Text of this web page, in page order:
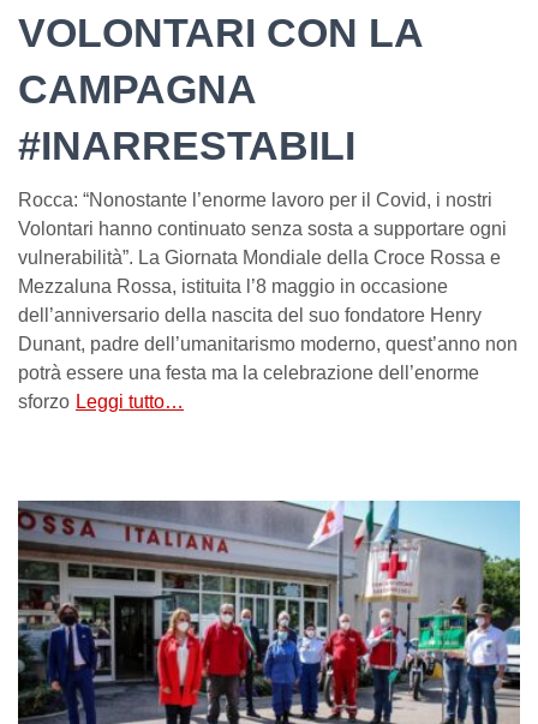
VOLONTARI CON LA
CAMPAGNA
#INARRESTABILI
Rocca: “Nonostante l’enorme lavoro per il Covid, i nostri
Volontari hanno continuato senza sosta a supportare ogni
vulnerabilità”. La Giornata Mondiale della Croce Rossa e
Mezzaluna Rossa, istituita l’8 maggio in occasione
dell’anniversario della nascita del suo fondatore Henry
Dunant, padre dell’umanitarismo moderno, quest’anno non
potrà essere una festa ma la celebrazione dell’enorme
sforzo Leggi tutto…